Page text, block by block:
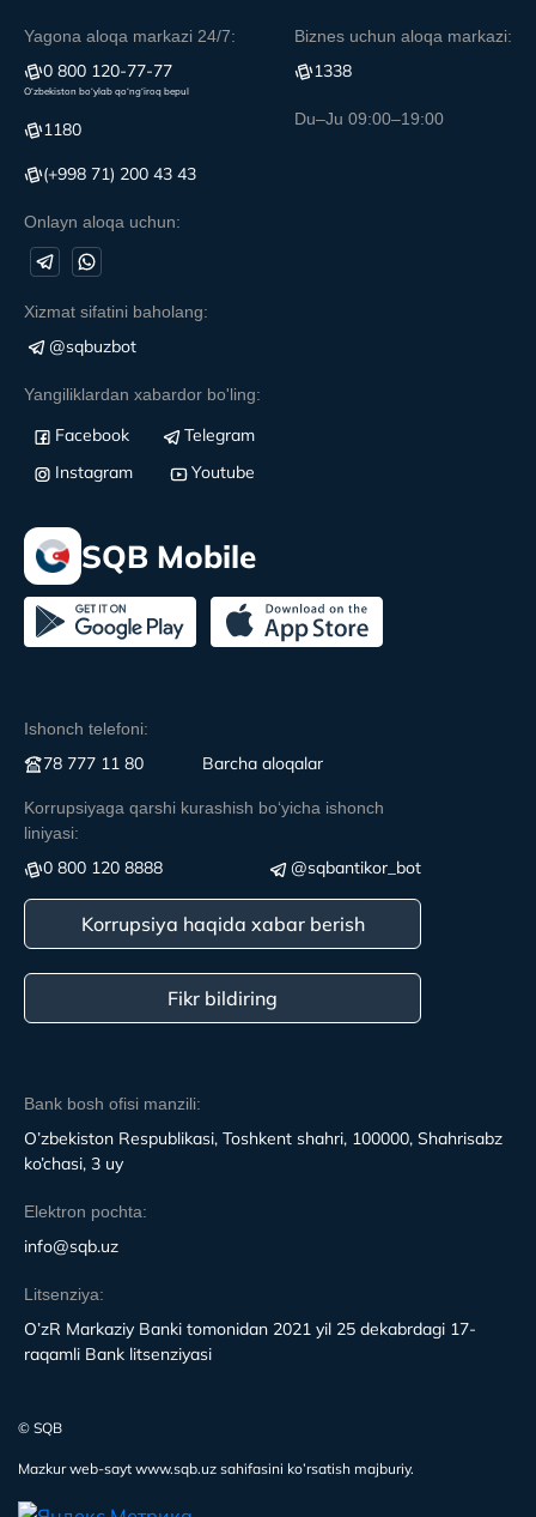
Bank bosh ofisi manzili:
O’zbekiston Respublikasi, Toshkent shahri, 100000, Shahrisabz
ko’chasi, 3 uy
Elektron pochta:
info@sqb.uz
Litsenziya:
O’zR Markaziy Banki tomonidan 2021 yil 25 dekabrdagi 17-
raqamli Bank litsenziyasi
Yagona aloqa markazi 24/7:
0 800 120-77-77
O‘zbekiston bo‘ylab qo‘ng‘iroq bepul
1180
(+998 71) 200 43 43
Onlayn aloqa uchun:
Biznes uchun aloqa markazi:
1338
Du–Ju 09:00–19:00
Xizmat sifatini baholang:
@sqbuzbot
Yangiliklardan xabardor bo'ling:
Facebook
Telegram
Instagram
Youtube
SQB Mobile
Ishonch telefoni:
78 777 11 80 Вarcha aloqalar
Korrupsiyaga qarshi kurashish boʻyicha ishonch
liniyasi:
0 800 120 8888 @sqbantikor_bot
Korrupsiya haqida xabar berish
Fikr bildiring
© SQB
Mazkur web-sayt www.sqb.uz sahifasini ko’rsatish majburiy.